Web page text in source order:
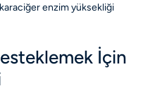
enzim yüksekliği
İçin